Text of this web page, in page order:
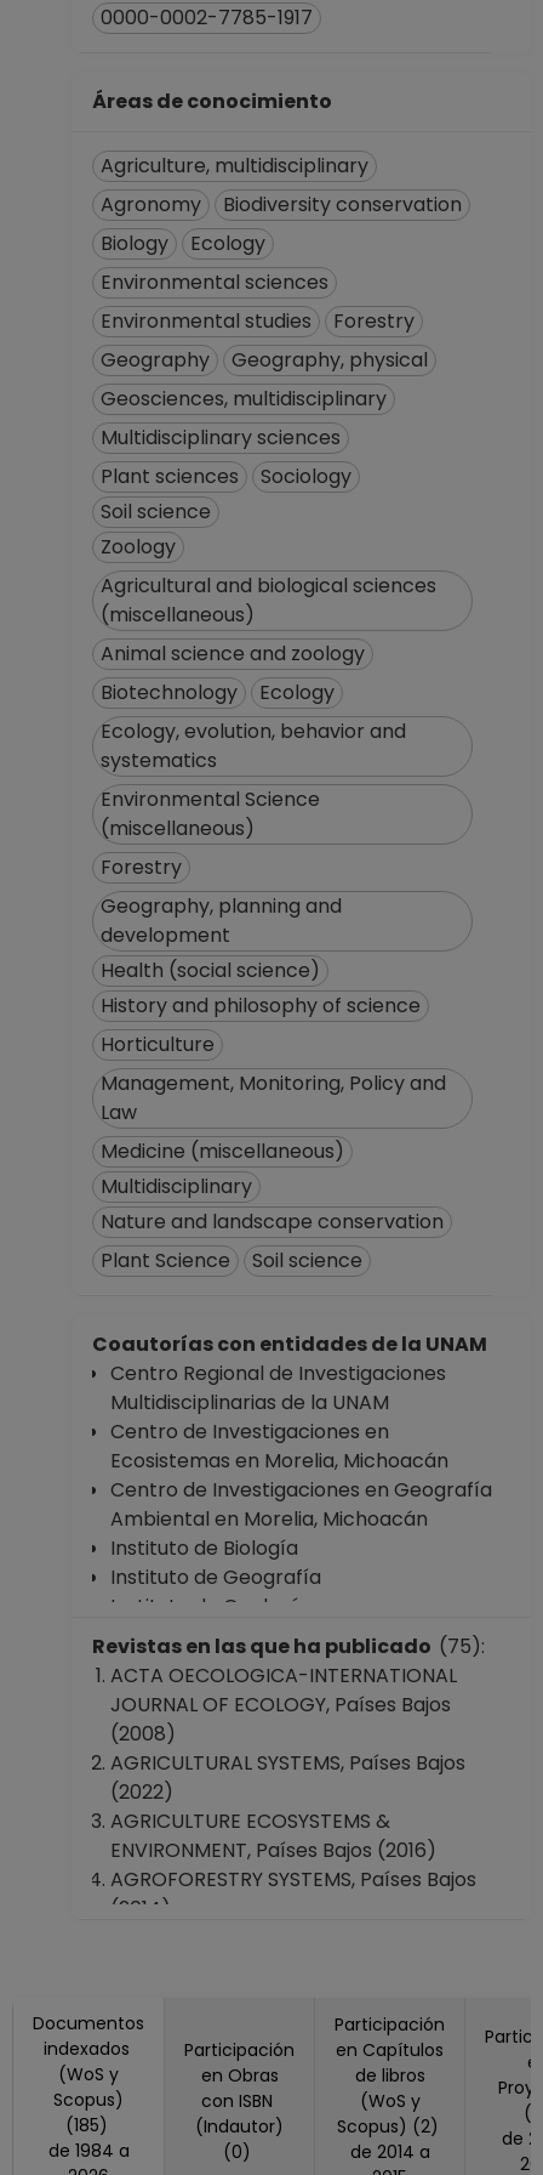
0000-0002-7785-1917
Áreas de conocimiento
Agriculture, multidisciplinary
Agronomy
Biodiversity conservation
Biology
Ecology
Environmental sciences
Environmental studies
Forestry
Geography
Geography, physical
Geosciences, multidisciplinary
Multidisciplinary sciences
Plant sciences
Sociology
Soil science
Zoology
Agricultural and biological sciences
(miscellaneous)
Animal science and zoology
Biotechnology
Ecology
Ecology, evolution, behavior and
systematics
Environmental Science
(miscellaneous)
Forestry
Geography, planning and
development
Health (social science)
History and philosophy of science
Horticulture
Management, Monitoring, Policy and
Law
Medicine (miscellaneous)
Multidisciplinary
Nature and landscape conservation
Plant Science
Soil science
Coautorías con entidades de la UNAM
Centro Regional de Investigaciones
Multidisciplinarias de la UNAM
Centro de Investigaciones en
Ecosistemas en Morelia, Michoacán
Centro de Investigaciones en Geografía
Ambiental en Morelia, Michoacán
Instituto de Biología
Instituto de Geografía
Instituto de Geología
Instituto de Ecología
Instituto de Investigaciones en
Ecosistemas y Sustentabilidad
Facultad de Ciencias
Facultad de Estudios Superiores "Iztacala"
Escuela Nacional de Estudios Superiores,
Unidad Morelia, Michoacán
Escuela Nacional de Estudios Superiores,
Unidad Mérida, Yucatán
Revistas en las que ha publicado (75):
ACTA OECOLOGICA-INTERNATIONAL
JOURNAL OF ECOLOGY, Países Bajos
(2008)
AGRICULTURAL SYSTEMS, Países Bajos
(2022)
AGRICULTURE ECOSYSTEMS &
ENVIRONMENT, Países Bajos (2016)
AGROFORESTRY SYSTEMS, Países Bajos
(2014)
AMERICAN JOURNAL OF PRIMATOLOGY,
Estados Unidos America (2015)
ANNALS OF BOTANY, Reino Unido (2007)
ANNU REV ECOL SYST, (1996)
APPLIED VEGETATION SCIENCE, Estados
Documentos
indexados
(WoS y
Scopus)
(185)
de 1984 a
Participación
en Obras
con ISBN
(Indautor)
(0)
Participación
en Capítulos
de libros
(WoS y
Scopus) (2)
de 2014 a
de 2015 a